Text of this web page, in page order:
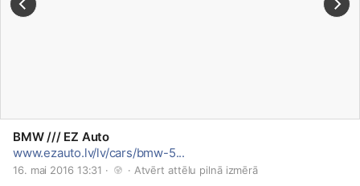
BMW /// EZ Auto
www.ezauto.lv/lv/cars/bmw-5...
16. mai 2016 13:31 · · Atvērt attēlu pilnā izmērā